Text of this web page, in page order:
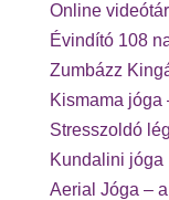
Online videótár
Évindító 108
Zumbázz
Kismama jóga
Stresszoldó
Kundalini jóga
Aerial Jóga –